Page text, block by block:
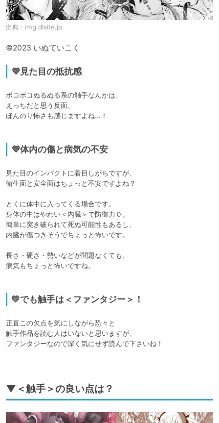
出典： img.dlsite.jp
©2023 いぬていこく
💜見た目の抵抗感
ボコボコぬるぬる系の触手なんかは、
えっちだと思う反面、
ほんのり怖さも感じますよね…！
💜体内の傷と病気の不安
見た目のインパクトに着目しがちですが、
衛生面と安全面はちょっと不安ですよね？
とくに体中に入ってくる場合です。
身体の中はやわい＜内臓＞で防御力０。
簡単に突き破られて死ぬ可能性もあるし、
内臓が傷つきそうでちょっと怖いです。
長さ・硬さ・勢いなどが問題なくても、
病気もちょっと怖いですね。
💛でも触手は＜ファンタジー＞！
正直この欠点を気にしながら恐々と
触手作品を読む人はいないと思いますが、
ファンタジーなので深く気にせず読んで下さいね！
▼＜触手＞の良い点は？